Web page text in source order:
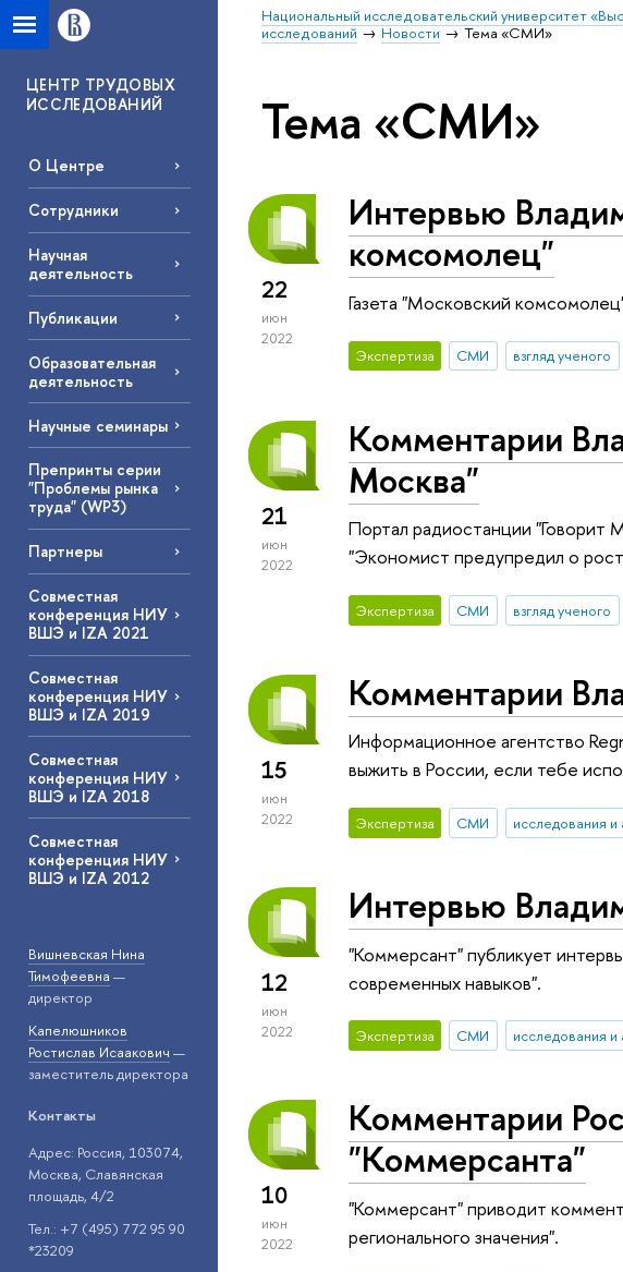
Национальный исследовательский университет
исследований
Новости Тема «СМИ»
ЦЕНТР ТРУДОВЫХ
ИССЛЕДОВАНИЙ
О Центре
Сотрудники
Научная
деятельность
Публикации
Образовательная
деятельность
Научные семинары
Препринты серии
"Проблемы рынка
труда" (WP3)
Партнеры
Совместная
конференция НИУ
ВШЭ и IZA 2021
Совместная
конференция НИУ
ВШЭ и IZA 2019
Совместная
конференция НИУ
ВШЭ и IZA 2018
Совместная
конференция НИУ
ВШЭ и IZA 2012
Вишневская Нина
Тимофеевна —
директор
Капелюшников
Ростислав Исаакович —
заместитель директора
Контакты
Адрес: Россия, 103074,
Москва, Славянская
площадь, 4/2
Тел.: +7 (495) 772 95 90
*23209
Тема «СМИ»
22
июн
2022
Интервью
комсомолец"
Газета "Московский
Экспертиза СМИ взгляд ученого
21
июн
2022
Комментарии
Москва"
Портал радиостанции "Говорит
"Экономист предупредил о
Экспертиза СМИ взгляд ученого
15
июн
2022
Комментарии
Информационное агентство
выжить в России, если тебе
Экспертиза СМИ исследования и
12
июн
2022
Интервью
"Коммерсант" публикует
современных навыков".
Экспертиза СМИ исследования и
10
июн
2022
Комментарии
"Коммерсанта"
"Коммерсант" приводит
регионального значения".